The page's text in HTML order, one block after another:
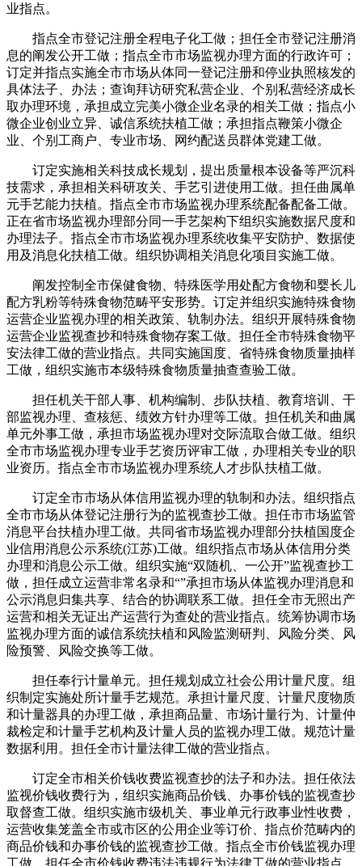
业指点。
指点全市登记注册全程电子化工做；担任全市登记注册消
息的阐发公开工做；指点全市市场监视办理方面的行政许可；
订定并指点实施全市市场从体同一登记注册和停业执照核发的
具体法子、办法；查询拜访研究私营企业、个别私营经济成长
取办理环境，承担成立完美小微企业名录的相关工做；指点小
微企业创业立异、诚信系统扶植工做；承担指点鞭策小微企
业、个别工商户、专业市场、网约配送员群体党建工做。
订定实施相关科技成长规划，提出质量根本设备等严沉科
技需求，承担相关科研攻关、手艺引进使用工做。担任曲属单
元手艺能力扶植。指点全市市场监视办理系统配备配备工做。
正在省市场监视办理部分同一手艺架构下组织实施数据尺度和
办理法子。指点全市市场监视办理系统收集平安防护、数据使
用及消息化扶植工做。组织协调相关消息化项目实施工做。
阐发控制全市保健食物、特殊医学用处配方食物和婴长儿
配方乳粉等特殊食物范畴平安形势。订定并组织实施特殊食物
运营企业监视办理的相关政策、轨制办法。组织开展特殊食物
运营企业监视查抄和特殊食物存案工做。担任全市特殊食物平
安法律工做的营业指点。共同实施国度、省特殊食物质量抽样
工做，组织实施市本级特殊食物质量抽查查验工做。
担任机关干部人事、机构编制、步队扶植、教育培训、干
部监视办理、查核惩、绩效方针办理等工做。担任机关和曲属
单元外事工做，承担市场监视办理对交际流取合做工做。组织
全市市场监视办理专业手艺资历评审工做，办理相关专业的职
业资历。指点全市市场监视办理系统人才步队扶植工做。
订定全市市场从体信用监视办理的轨制和办法。组织指点
全市市场从体登记注册行为的监视查抄工做。担任市市场监管
消息平台扶植办理工做。共同省市场监视办理部分扶植国度企
业信用消息公示系统(江苏)工做。组织指点市场从体信用分类
办理和消息公示工做。组织实施“双随机、一公开”监视查抄工
做，担任成立运营非常名录和“”承担市场从体监视办理消息和
公示消息归集共享、结合的协调联系工做。担任全市无照出产
运营和相关无证出产运营行为查处的营业指点。统筹协调市场
监视办理方面的诚信系统扶植和风险监测研判、风险分类、风
险预警、风险交换等工做。
担任奉行计量单元。担任规划成立社会公用计量尺度。组
织制定实施处所计量手艺规范。承担计量尺度、计量尺度物质
和计量器具的办理工做，承担商品量、市场计量行为、计量仲
裁检定和计量手艺机构及计量人员的监视办理工做。规范计量
数据利用。担任全市计量法律工做的营业指点。
订定全市相关价钱收费监视查抄的法子和办法。担任依法
监视价钱收费行为，组织实施商品价钱、办事价钱的监视查抄
取督查工做。组织实施市级机关、事业单元行政事业性收费，
运营收集笼盖全市或市区的公用企业等订价、指点价范畴内的
商品价钱和办事价钱的监视查抄工做。指点全市价钱监视办理
工做。担任全市价钱收费违法违规行为法律工做的营业指点。